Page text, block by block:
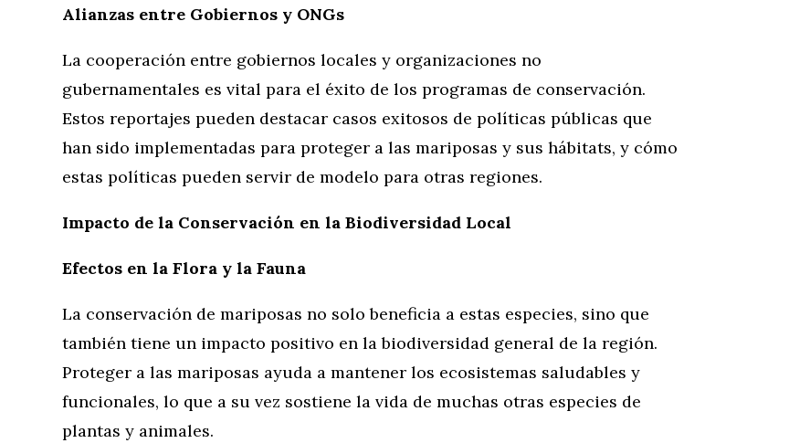
Alianzas entre Gobiernos y ONGs
La cooperación entre gobiernos locales y organizaciones no
gubernamentales es vital para el éxito de los programas de conservación.
Estos reportajes pueden destacar casos exitosos de políticas públicas que
han sido implementadas para proteger a las mariposas y sus hábitats, y cómo
estas políticas pueden servir de modelo para otras regiones.
Impacto de la Conservación en la Biodiversidad Local
Efectos en la Flora y la Fauna
La conservación de mariposas no solo beneficia a estas especies, sino que
también tiene un impacto positivo en la biodiversidad general de la región.
Proteger a las mariposas ayuda a mantener los ecosistemas saludables y
funcionales, lo que a su vez sostiene la vida de muchas otras especies de
plantas y animales.